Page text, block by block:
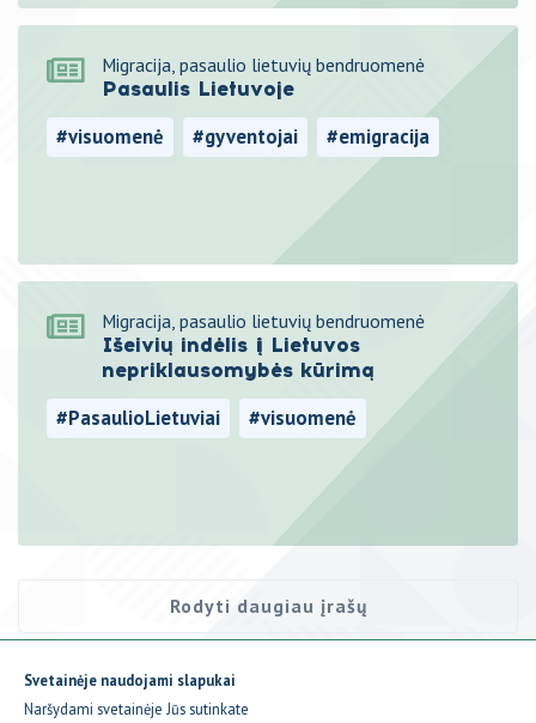
Migracija, pasaulio lietuvių bendruomenė
Pasaulis Lietuvoje
#visuomenė #gyventojai #emigracija
Migracija, pasaulio lietuvių bendruomenė
Išeivių indėlis į Lietuvos
nepriklausomybės kūrimą
#PasaulioLietuviai #visuomenė
Rodyti daugiau įrašų
Svetainėje naudojami slapukai
Naršydami svetainėje Jūs sutinkate